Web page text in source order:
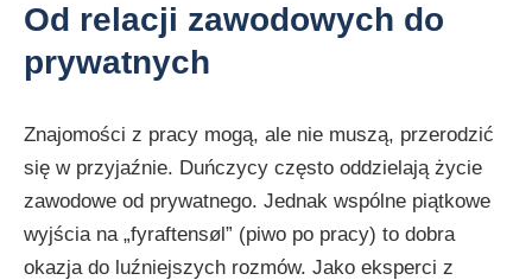
Od relacji zawodowych do
prywatnych
Znajomości z pracy mogą, ale nie muszą, przerodzić
się w przyjaźnie. Duńczycy często oddzielają życie
zawodowe od prywatnego. Jednak wspólne piątkowe
wyjścia na „fyraftensøl” (piwo po pracy) to dobra
okazja do luźniejszych rozmów. Jako eksperci z